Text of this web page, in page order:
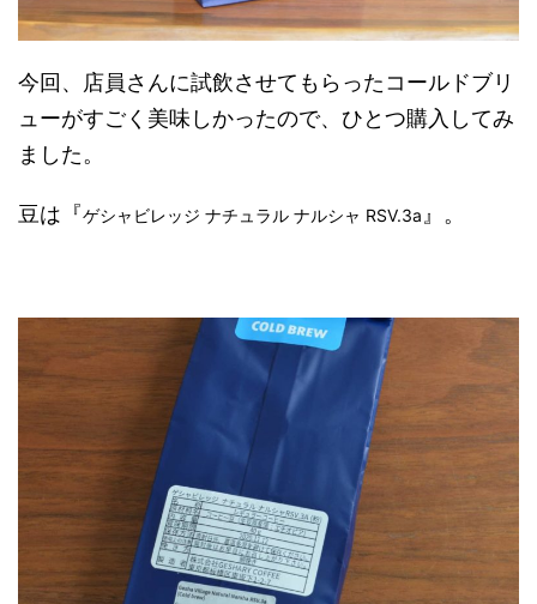
今回、店員さんに試飲させてもらったコールドブリ
ューがすごく美味しかったので、ひとつ購入してみ
ました。
豆は『ゲシャビレッジ ナチュラル ナルシャ RSV.3a 』。